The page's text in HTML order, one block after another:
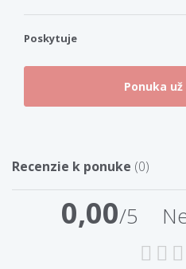
Poskytuje
Recenzie k ponuke (0)
0,00/5